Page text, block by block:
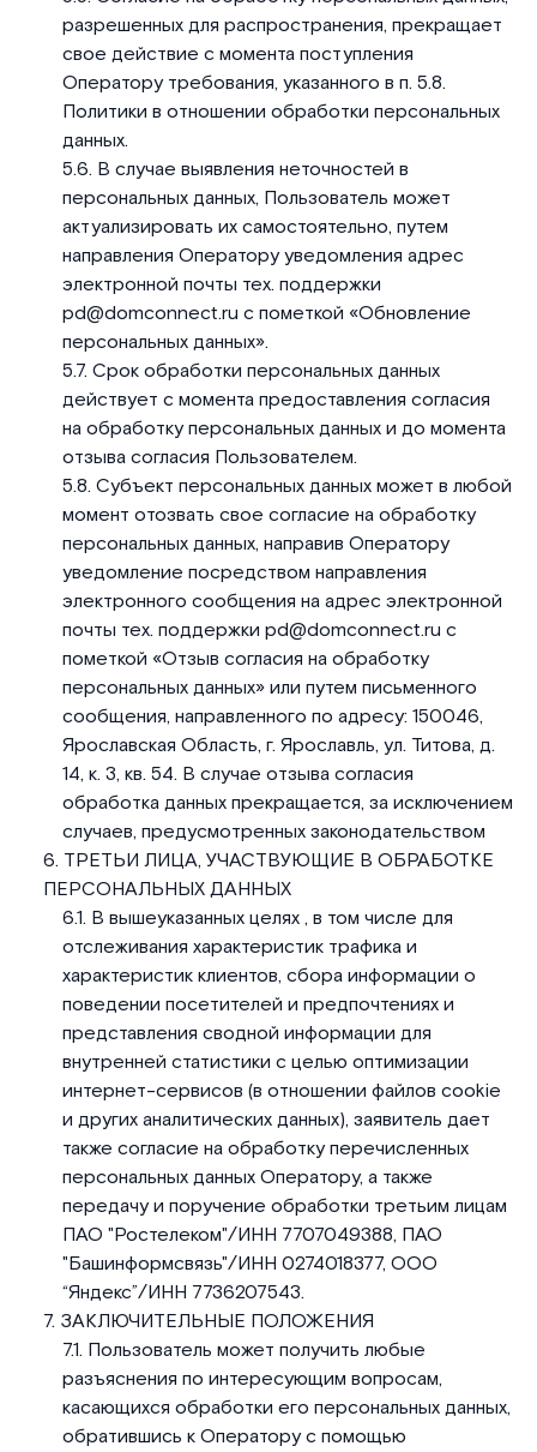
разрешенных для распространения, прекращает
свое действие с момента поступления
Оператору требования, указанного в п. 5.8.
Политики в отношении обработки персональных
данных.
В случае выявления неточностей в
персональных данных, Пользователь может
актуализировать их самостоятельно, путем
направления Оператору уведомления адрес
электронной почты тех. поддержки
pd@domconnect.ru с пометкой «Обновление
персональных данных».
Срок обработки персональных данных
действует с момента предоставления согласия
на обработку персональных данных и до момента
отзыва согласия Пользователем.
Субъект персональных данных может в любой
момент отозвать свое согласие на обработку
персональных данных, направив Оператору
уведомление посредством направления
электронного сообщения на адрес электронной
почты тех. поддержки pd@domconnect.ru с
пометкой «Отзыв согласия на обработку
персональных данных» или путем письменного
сообщения, направленного по адресу: 150046,
Ярославская Область, г. Ярославль, ул. Титова, д.
14, к. 3, кв. 54. В случае отзыва согласия
обработка данных прекращается, за исключением
случаев, предусмотренных законодательством
ТРЕТЬИ ЛИЦА, УЧАСТВУЮЩИЕ В ОБРАБОТКЕ
ПЕРСОНАЛЬНЫХ ДАННЫХ
В вышеуказанных целях , в том числе для
отслеживания характеристик трафика и
характеристик клиентов, сбора информации о
поведении посетителей и предпочтениях и
представления сводной информации для
внутренней статистики с целью оптимизации
интернет-сервисов (в отношении файлов cookie
и других аналитических данных), заявитель дает
также согласие на обработку перечисленных
персональных данных Оператору, а также
передачу и поручение обработки третьим лицам
ПАО "Ростелеком"/ИНН 7707049388, ПАО
"Башинформсвязь"/ИНН 0274018377, ООО
“Яндекс”/ИНН 7736207543.
ЗАКЛЮЧИТЕЛЬНЫЕ ПОЛОЖЕНИЯ
Пользователь может получить любые
разъяснения по интересующим вопросам,
касающихся обработки его персональных данных,
обратившись к Оператору с помощью